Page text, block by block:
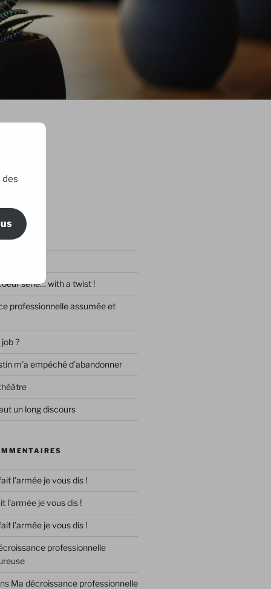
Maillard
série… with a twist !
professionnelle assumée et
?
m’a empêché d’abandonner
un long discours
l’armée je vous dis !
l’armée je vous dis !
l’armée je vous dis !
professionnelle
Ma décroissance professionnelle
des